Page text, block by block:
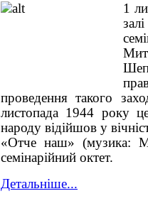
1
проведення такого
листопада 1944 року
народу відійшов у
«Отче наш» (музика:
семінарійний октет.
Детальніше...